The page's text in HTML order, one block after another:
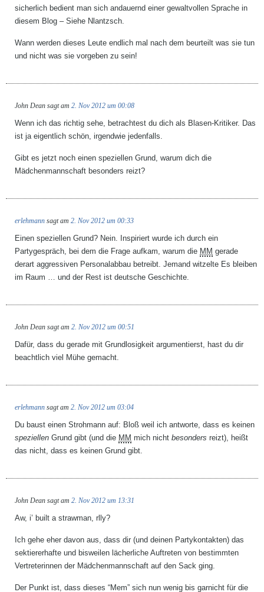
sicherlich bedient man sich andauernd einer gewaltvollen Sprache in
diesem Blog – Siehe Nlantzsch.
Wann werden dieses Leute endlich mal nach dem beurteilt was sie tun
und nicht was sie vorgeben zu sein!
John Dean sagt am 2. Nov 2012 um 00:08
Wenn ich das richtig sehe, betrachtest du dich als Blasen-Kritiker. Das
ist ja eigentlich schön, irgendwie jedenfalls.
Gibt es jetzt noch einen speziellen Grund, warum dich die
Mädchenmannschaft besonders reizt?
erlehmann sagt am 2. Nov 2012 um 00:33
Einen speziellen Grund? Nein. Inspiriert wurde ich durch ein
Partygespräch, bei dem die Frage aufkam, warum die MM gerade
derart aggressiven Personalabbau betreibt. Jemand witzelte Es bleiben
im Raum … und der Rest ist deutsche Geschichte.
John Dean sagt am 2. Nov 2012 um 00:51
Dafür, dass du gerade mit Grundlosigkeit argumentierst, hast du dir
beachtlich viel Mühe gemacht.
erlehmann sagt am 2. Nov 2012 um 03:04
Du baust einen Strohmann auf: Bloß weil ich antworte, dass es keinen
speziellen Grund gibt (und die MM mich nicht besonders reizt), heißt
das nicht, dass es keinen Grund gibt.
John Dean sagt am 2. Nov 2012 um 13:31
Aw, i’ built a strawman, rlly?
Ich gehe eher davon aus, dass dir (und deinen Partykontakten) das
sektiererhafte und bisweilen lächerliche Auftreten von bestimmten
Vertreterinnen der Mädchenmannschaft auf den Sack ging.
Der Punkt ist, dass dieses “Mem” sich nun wenig bis garnicht für die